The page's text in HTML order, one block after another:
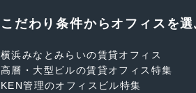
こだわり条件からオフィスを選
横浜みなとみらいの賃貸オフィス
高層・大型ビルの賃貸オフィス特集
KEN管理のオフィスビル特集